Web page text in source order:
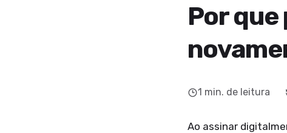
Por
1 min. de leitura
Ao assinar